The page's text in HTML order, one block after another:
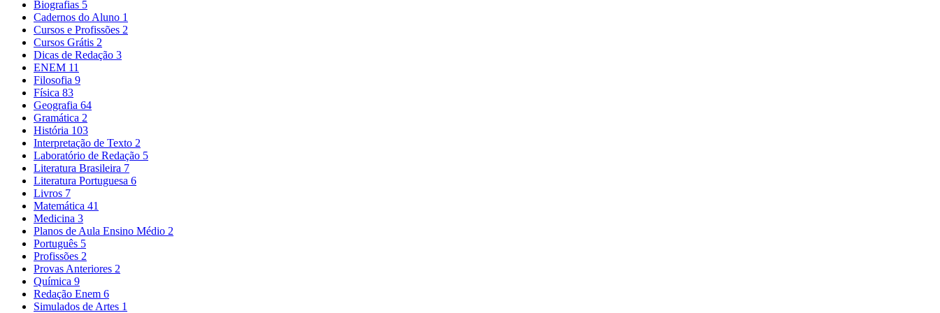
Biografias 5
Cadernos do Aluno 1
Cursos e Profissões 2
Cursos Grátis 2
Dicas de Redação 3
ENEM 11
Filosofia 9
Física 83
Geografia 64
Gramática 2
História 103
Interpretação de Texto 2
Laboratório de Redação 5
Literatura Brasileira 7
Literatura Portuguesa 6
Livros 7
Matemática 41
Medicina 3
Planos de Aula Ensino Médio 2
Português 5
Profissões 2
Provas Anteriores 2
Química 9
Redação Enem 6
Simulados de Artes 1